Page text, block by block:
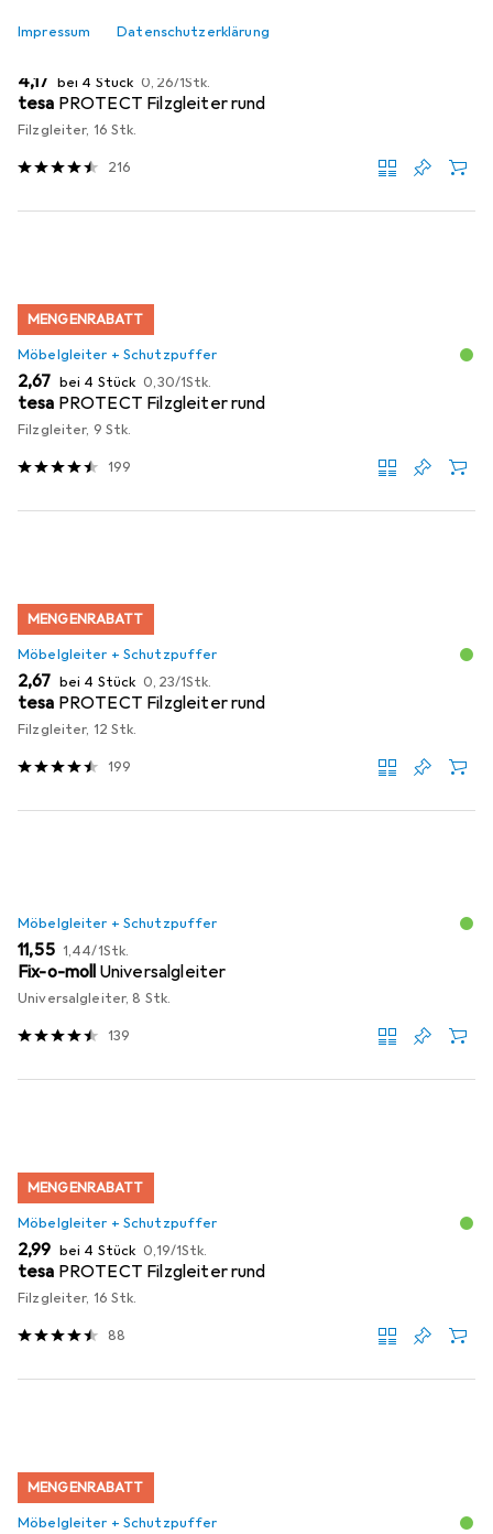
Impressum Datenschutzerklärung
EUR
4,17 bei 4 Stück EUR
0,26/1Stk.
tesa PROTECT Filzgleiter rund
Filzgleiter, 16 Stk.
216
MENGENRABATT
Möbelgleiter + Schutzpuffer
EUR
2,67 bei 4 Stück EUR
0,30/1Stk.
tesa PROTECT Filzgleiter rund
Filzgleiter, 9 Stk.
199
MENGENRABATT
Möbelgleiter + Schutzpuffer
EUR
2,67 bei 4 Stück EUR
0,23/1Stk.
tesa PROTECT Filzgleiter rund
Filzgleiter, 12 Stk.
199
Möbelgleiter + Schutzpuffer
EUR
11,55 EUR
1,44/1Stk.
Fix-o-moll Universalgleiter
Universalgleiter, 8 Stk.
139
MENGENRABATT
Möbelgleiter + Schutzpuffer
EUR
2,99 bei 4 Stück EUR
0,19/1Stk.
tesa PROTECT Filzgleiter rund
Filzgleiter, 16 Stk.
88
MENGENRABATT
Möbelgleiter + Schutzpuffer